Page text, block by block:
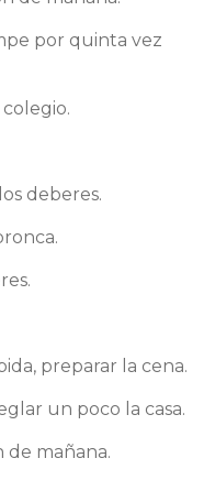
por quinta vez
deberes.
preparar la cena.
un poco la casa.
de mañana.